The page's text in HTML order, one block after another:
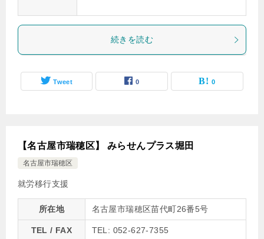
続きを読む
Tweet 0 0
【名古屋市瑞穂区】 みらせんプラス堀田
名古屋市瑞穂区
就労移行支援
所在地 名古屋市瑞穂区苗代町26番5号
TEL / FAX
TEL: 052-627-7355